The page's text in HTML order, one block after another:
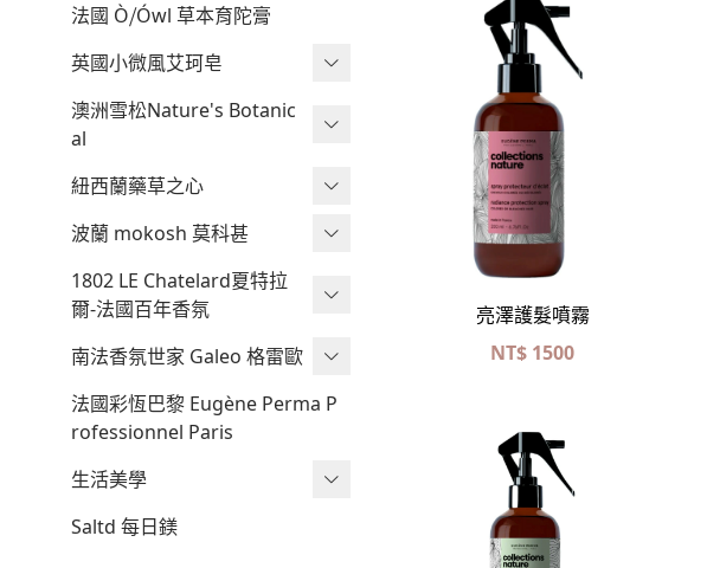
法國 Ò⧸Ówl 草本育陀膏
英國小微風艾珂皂
艾珂皂
天然皂
澳洲雪松Nature's Botanic
al
雪松組合專區
紐西蘭藥草之心
鎂的調理
波蘭 mokosh 莫科甚
Mokosh 琥珀檀香聖誕禮盒
1802 LE Chatelard夏特拉
爾-法國百年香氛
舒眠噴霧
開運蠟燭
南法香氛世家 Galeo 格雷歐
香氛巧克力
法國彩恆巴黎 Eugène Perma P
rofessionnel Paris
生活美學
隨拍mini
Saltd 每日鎂
立即選購
亮澤護髮噴霧
NT$ 1500